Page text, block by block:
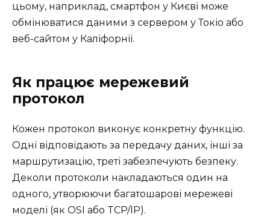
цьому, наприклад, смартфон у Києві може
обмінюватися даними з сервером у Токіо або
веб-сайтом у Каліфорнії.
Як працює мережевий
протокол
Кожен протокол виконує конкретну функцію.
Одні відповідають за передачу даних, інші за
маршрутизацію, треті забезпечують безпеку.
Деколи протоколи накладаються один на
одного, утворюючи багатошарові мережеві
моделі (як OSI або TCP/IP).